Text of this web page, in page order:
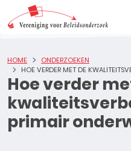
Hoe verder
primair
HOME
ONDERZOEKEN
HOE VERDER MET DE